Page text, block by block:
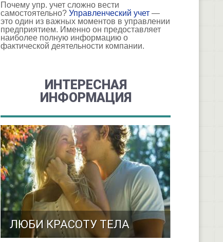
Почему упр. учет сложно вести
самостоятельно?Управленческий учет —
это один из важных моментов в управлении
предприятием. Именно он предоставляет
наиболее полную информацию о
фактической деятельности компании.
ИНТЕРЕСНАЯ
ИНФОРМАЦИЯ
ЛЮБИ КРАСОТУ ТЕЛА